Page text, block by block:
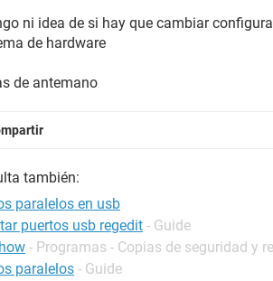
ni idea de si hay que cambiar
de hardware
de antemano
también:
paralelos en usb
puertos usb regedit - Guide
- Programas - Copias de seguridad y
paralelos - Guide